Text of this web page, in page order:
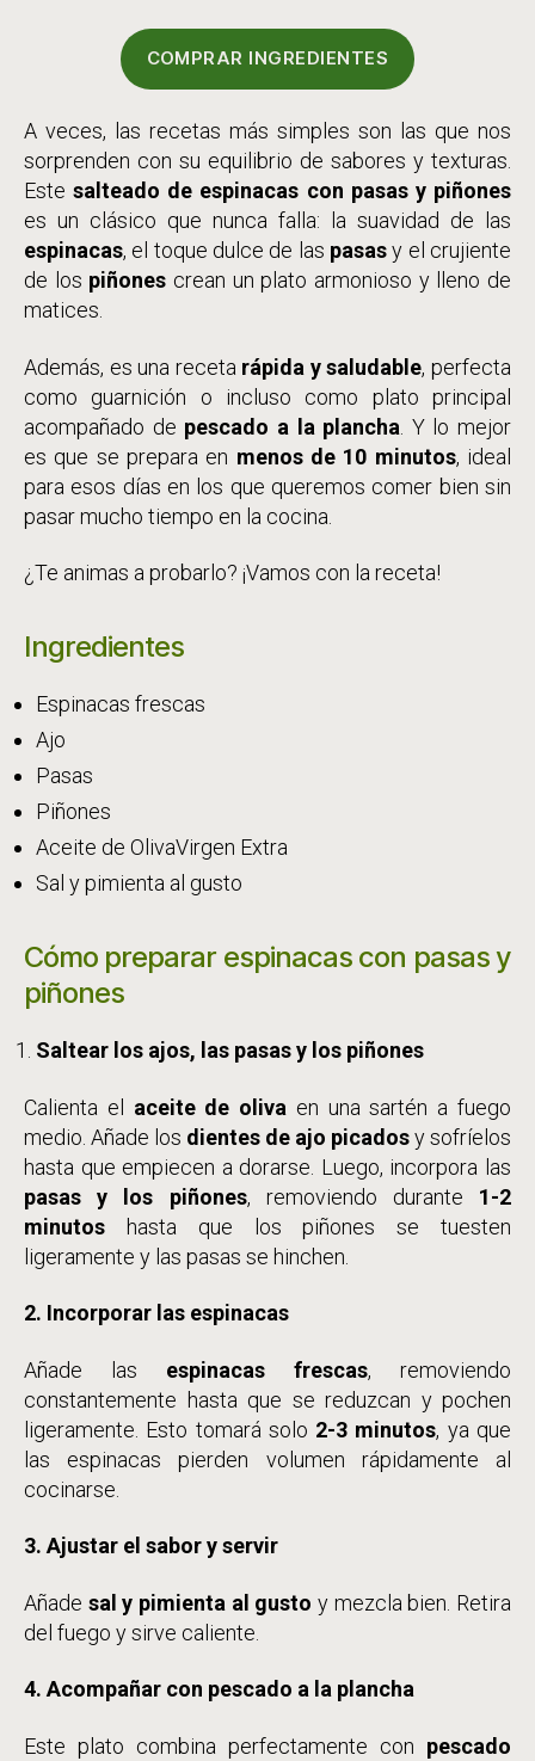
COMPRAR INGREDIENTES
A veces, las recetas más simples son las que nos
sorprenden con su equilibrio de sabores y texturas.
Estesalteado de espinacas con pasas y piñones
es un clásico que nunca falla: la suavidad de las
espinacas, el toque dulce de las pasasy el crujiente
de los piñones crean un plato armonioso y lleno de
matices.
Además, es una receta rápida y saludable, perfecta
como guarnición o incluso como plato principal
acompañado de pescado a la plancha . Y lo mejor
es que se prepara en menos de 10 minutos, ideal
para esos días en los que queremos comer bien sin
pasar mucho tiempo en la cocina.
¿Te animas a probarlo? ¡Vamos con la receta!
Ingredientes
Espinacas frescas
Ajo
Pasas
Piñones
Aceite de OlivaVirgen Extra
Sal y pimienta al gusto
Cómo preparar espinacas con pasas y
piñones
Saltear los ajos, las pasas y los piñones
Calienta el aceite de oliva en una sartén a fuego
medio. Añade los dientes de ajo picadosy sofríelos
hasta que empiecen a dorarse. Luego, incorpora las
pasas y los piñones, removiendo durante 1-2
minutos hasta que los piñones se tuesten
ligeramente y las pasas se hinchen.
2. Incorporar las espinacas
Añade las espinacas frescas, removiendo
constantemente hasta que se reduzcan y pochen
ligeramente. Esto tomará solo 2-3 minutos, ya que
las espinacas pierden volumen rápidamente al
cocinarse.
3. Ajustar el sabor y servir
Añade sal y pimienta al gusto y mezcla bien. Retira
del fuego y sirve caliente.
4. Acompañar con pescado a la plancha
Este plato combina perfectamente con pescado